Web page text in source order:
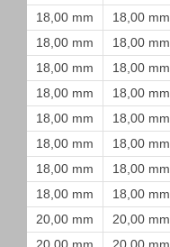
18,00 mm
18,00 mm
18,00 mm
18,00 mm
18,00 mm
18,00 mm
18,00 mm
18,00 mm
18,00 mm
18,00 mm
18,00 mm
18,00 mm
18,00 mm
18,00 mm
18,00 mm
18,00 mm
20,00 mm
20,00 mm